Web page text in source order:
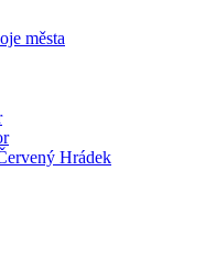
města
Hrádek